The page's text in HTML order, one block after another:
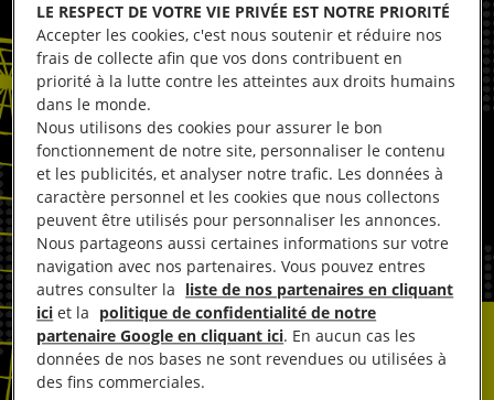
LE RESPECT DE VOTRE VIE PRIVÉE EST NOTRE PRIORITÉ
Accepter les cookies, c'est nous soutenir et réduire nos
frais de collecte afin que vos dons contribuent en
priorité à la lutte contre les atteintes aux droits humains
dans le monde.
Nous utilisons des cookies pour assurer le bon
fonctionnement de notre site, personnaliser le contenu
et les publicités, et analyser notre trafic. Les données à
caractère personnel et les cookies que nous collectons
peuvent être utilisés pour personnaliser les annonces.
Nous partageons aussi certaines informations sur votre
navigation avec nos partenaires. Vous pouvez entres
autres consulter la liste de nos partenaires en cliquant
ici et la politique de confidentialité de notre
partenaire Google en cliquant ici. En aucun cas les
données de nos bases ne sont revendues ou utilisées à
des fins commerciales.